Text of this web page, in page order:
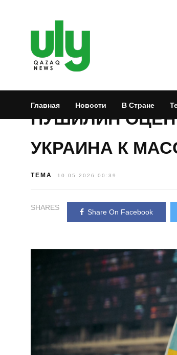
Главная Новости В Стране
ПУШИЛИН
УКРАИНА К
ТЕМА 10.05.2026 00:39
SHARES
Share On Facebook